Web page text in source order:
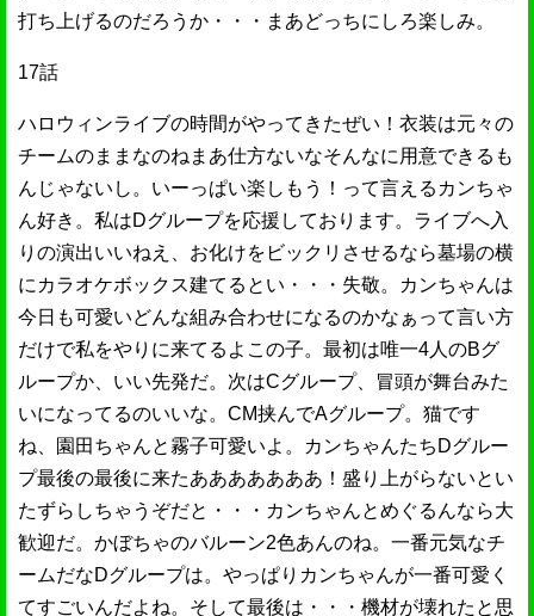
打ち上げるのだろうか・・・まあどっちにしろ楽しみ。
17話
ハロウィンライブの時間がやってきたぜい！衣装は元々の
チームのままなのねまあ仕方ないなそんなに用意できるも
んじゃないし。いーっぱい楽しもう！って言えるカンちゃ
ん好き。私はDグループを応援しております。ライブへ入
りの演出いいねえ、お化けをビックリさせるなら墓場の横
にカラオケボックス建てるとい・・・失敬。カンちゃんは
今日も可愛いどんな組み合わせになるのかなぁって言い方
だけで私をやりに来てるよこの子。最初は唯一4人のBグ
ループか、いい先発だ。次はCグループ、冒頭が舞台みた
いになってるのいいな。CM挟んでAグループ。猫です
ね、園田ちゃんと霧子可愛いよ。カンちゃんたちDグルー
プ最後の最後に来たあああああああ！盛り上がらないとい
たずらしちゃうぞだと・・・カンちゃんとめぐるんなら大
歓迎だ。かぼちゃのバルーン2色あんのね。一番元気なチ
ームだなDグループは。やっぱりカンちゃんが一番可愛く
てすごいんだよね。そして最後は・・・機材が壊れたと思